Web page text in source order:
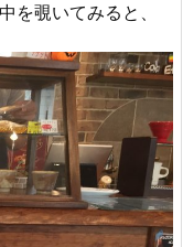
を覗いてみると、